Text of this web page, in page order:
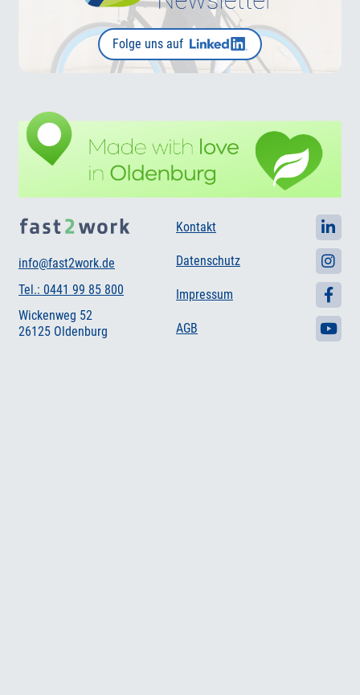
Folge uns auf
info@fast2work.de
Tel.: 0441 99 85 800
Wickenweg 52
26125 Oldenburg
Kontakt
Datenschutz
Impressum
AGB